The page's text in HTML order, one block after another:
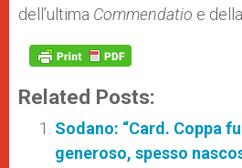
dell’ultima Commendatio e della
Related Posts:
Sodano: “Card. Coppa
generoso, spesso